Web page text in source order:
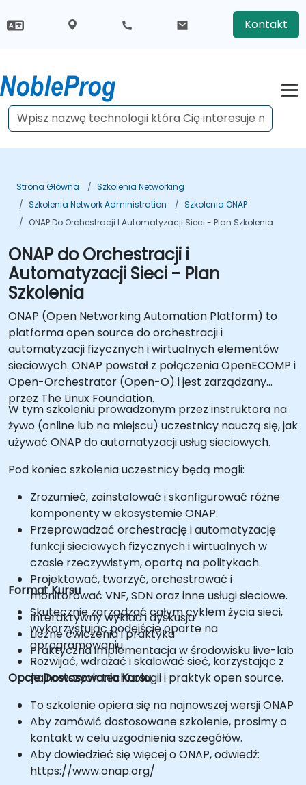
Kontakt
Strona Główna
Szkolenia Networking
Szkolenia Network Administration
Szkolenia ONAP
ONAP Do Orchestracji I Automatyzacji Sieci - Plan Szkolenia
ONAP do Orchestracji i
Automatyzacji Sieci - Plan
Szkolenia
ONAP (Open Networking Automation Platform) to
platforma open source do orchestracji i
automatyzacji fizycznych i wirtualnych elementów
sieciowych. ONAP powstał z połączenia OpenECOMP i
Open-Orchestrator (Open-O) i jest zarządzany
przez The Linux Foundation.
W tym szkoleniu prowadzonym przez instruktora na
żywo (online lub na miejscu) uczestnicy nauczą się, jak
używać ONAP do automatyzacji usług sieciowych.
Pod koniec szkolenia uczestnicy będą mogli:
Zrozumieć, zainstalować i skonfigurować różne
komponenty w ekosystemie ONAP.
Przeprowadzać orchestrację i automatyzację
funkcji sieciowych fizycznych i wirtualnych w
czasie rzeczywistym, opartą na politykach.
Projektować, tworzyć, orchestrować i
monitorować VNF, SDN oraz inne usługi sieciowe.
Skutecznie zarządzać całym cyklem życia sieci,
wykorzystując podejście oparte na
oprogramowaniu.
Rozwijać, wdrażać i skalować sieć, korzystając z
najnowszych technologii i praktyk open source.
Format Kursu
Interaktywny wykład i dyskusja
Liczne ćwiczenia i praktyka
Praktyczna implementacja w środowisku live-lab
Opcje Dostosowania Kursu
To szkolenie opiera się na najnowszej wersji ONAP
Aby zamówić dostosowane szkolenie, prosimy o
kontakt w celu uzgodnienia szczegółów.
Aby dowiedzieć się więcej o ONAP, odwiedź:
https://www.onap.org/